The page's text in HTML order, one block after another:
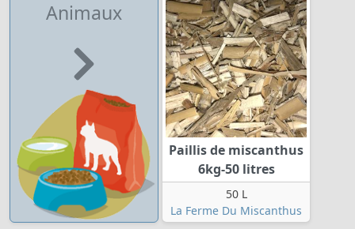
Animaux
Paillis de miscanthus
6kg-50 litres
50 L
La Ferme Du Miscanthus